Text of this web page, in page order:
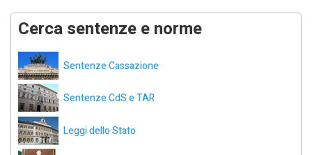
Cerca sentenze e norme
Sentenze Cassazione
Sentenze CdS e TAR
Leggi dello Stato